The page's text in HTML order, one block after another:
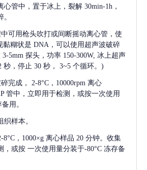
心管中，置于冰上，裂解 30min-1h，
可用枪头吹打或间断摇动离心管，使
黏糊状是 DNA，可以使用超声波破碎
5mm 探头，功率 150-300W, 冰上超声
秒，停止 30 秒， 3~5 个循环。)
完成，
2-8°C，10000rpm 离心
管中，立即用于检测，或按一次使用
用。
织样本。
8°C，1000×g 离心样品 20 分钟。收集
，或按 一次使用量分装于-80°C 冻存备